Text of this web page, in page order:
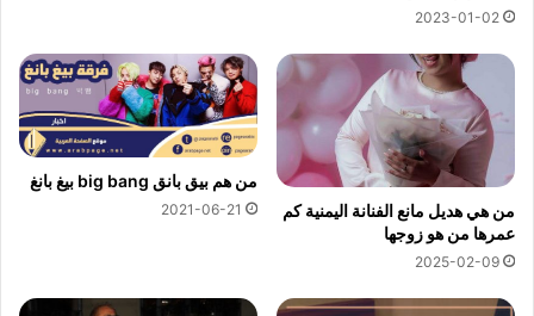
2023-01-02
من هي هديل مانع الفنانة اليمنية كم
عمرها من هو زوجها
2025-02-09
من هم بيق بانق big bang بيغ بانغ
2021-06-21